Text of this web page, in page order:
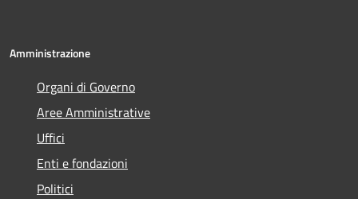
Amministrazione
Organi di Governo
Aree Amministrative
Uffici
Enti e fondazioni
Politici